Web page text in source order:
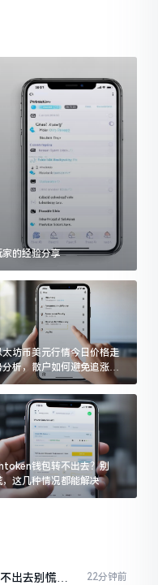
的经验分享
太坊币美元行情今日价格走
分析，散户如何避免追涨杀
被套牢
钱包转不出去？别
，这几种情况都能解决
出去别慌，
22分钟前